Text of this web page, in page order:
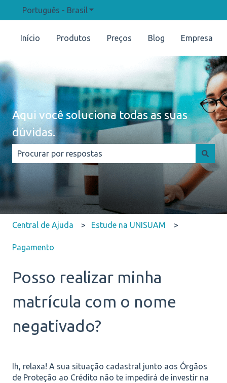
Português - BrasilMostrar submenu para traduções
Início Produtos Preços Blog Empresa
Aqui você soluciona todas as suas
dúvidas.
Não há sugestões porque o campo de pesquisa está
Central de Ajuda Estude na UNISUAM
Pagamento
Posso realizar minha
matrícula com o nome
negativado?
Ih, relaxa! A sua situação cadastral junto aos Órgãos
de Proteção ao Crédito não te impedirá de investir na